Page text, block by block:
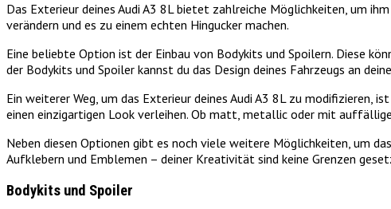
Das Exterieur deines Audi A3 8L bietet zahlreiche Möglichkeiten, um
verändern und es zu einem echten Hingucker machen.
Eine beliebte Option ist der Einbau von Bodykits und Spoilern. Diese
der Bodykits und Spoiler kannst du das Design deines Fahrzeugs an
Ein weiterer Weg, um das Exterieur deines Audi A3 8L zu modifizieren,
einen einzigartigen Look verleihen. Ob matt, metallic oder mit
Neben diesen Optionen gibt es noch viele weitere Möglichkeiten, um
Aufklebern und Emblemen – deiner Kreativität sind keine Grenzen
Bodykits und Spoiler